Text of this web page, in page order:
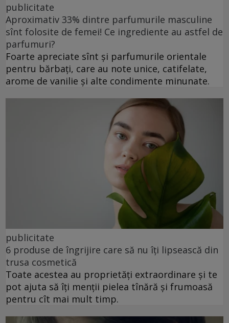
publicitate
Aproximativ 33% dintre parfumurile masculine
sînt folosite de femei! Ce ingrediente au astfel de
parfumuri?
Foarte apreciate sînt și parfumurile orientale
pentru bărbați, care au note unice, catifelate,
arome de vanilie și alte condimente minunate.
publicitate
6 produse de îngrijire care să nu îți lipsească din
trusa cosmetică
Toate acestea au proprietăți extraordinare și te
pot ajuta să îți menții pielea tînără și frumoasă
pentru cît mai mult timp.